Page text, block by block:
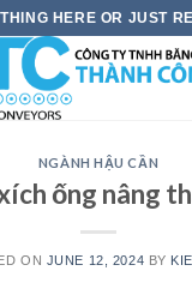
HERE OR JUST
NGÀNH HẬU CẦN
ống nâng
ON JUNE 12, 2024 BY